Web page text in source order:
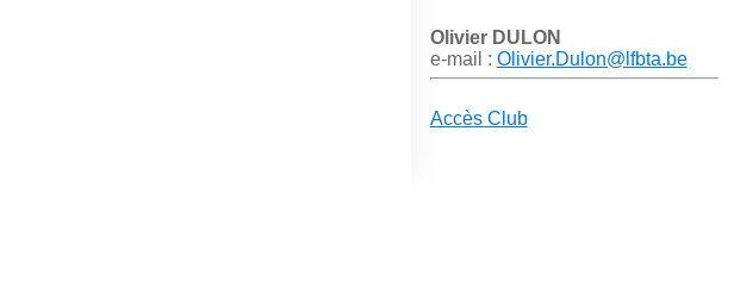
Olivier DULON
e-mail : Olivier.Dulon@lfbta.be
Accès Club